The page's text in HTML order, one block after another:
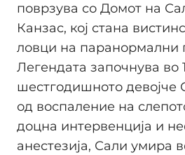
поврзува со Домот на
Канзас, кој стана
ловци на паранормални
Легендата започнува во
шестгодишното девојче
од воспаление на
доцна интервенција и
анестезија, Сали умира